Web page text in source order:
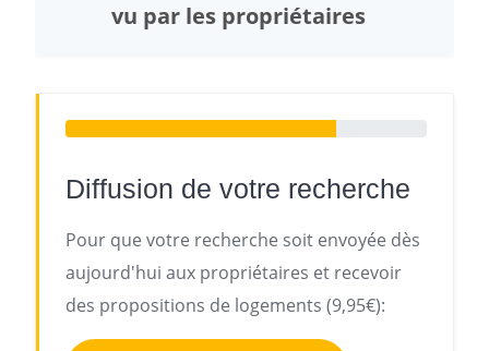
vu par les propriétaires
Diffusion de votre recherche
Pour que votre recherche soit envoyée dès
aujourd'hui aux propriétaires et recevoir
des propositions de logements (9,95€):